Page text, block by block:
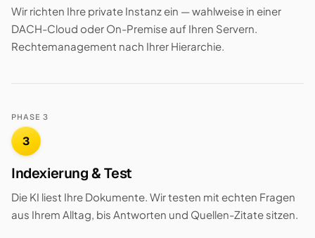
Wir richten Ihre private Instanz ein — wahlweise in einer
DACH-Cloud oder On-Premise auf Ihren Servern.
Rechtemanagement nach Ihrer Hierarchie.
PHASE 3
3
Indexierung & Test
Die KI liest Ihre Dokumente. Wir testen mit echten Fragen
aus Ihrem Alltag, bis Antworten und Quellen-Zitate sitzen.